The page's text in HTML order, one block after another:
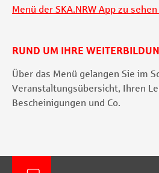
RUND UM IHRE
Über das Menü gelangen Sie im
Veranstaltungsübersicht, Ihren
Bescheinigungen und Co.